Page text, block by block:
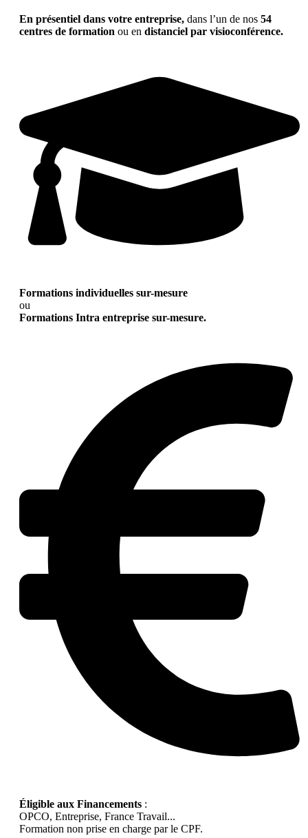
En présentiel dans votre entreprise, dans l’un de nos 54
centres de formation ou en distanciel par visioconférence.
Formations individuelles sur-mesure
ou
Formations Intra entreprise sur-mesure.
Éligible aux Financements :
OPCO, Entreprise, France Travail...
Formation non prise en charge par le CPF.